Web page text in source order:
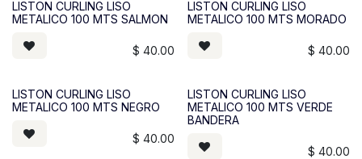
LISTON CURLING LISO
METALICO 100 MTS SALMON
$ 40.00
LISTON CURLING LISO
METALICO 100 MTS MORADO
$ 40.00
LISTON CURLING LISO
METALICO 100 MTS NEGRO
$ 40.00
LISTON CURLING LISO
METALICO 100 MTS VERDE
BANDERA
$ 40.00